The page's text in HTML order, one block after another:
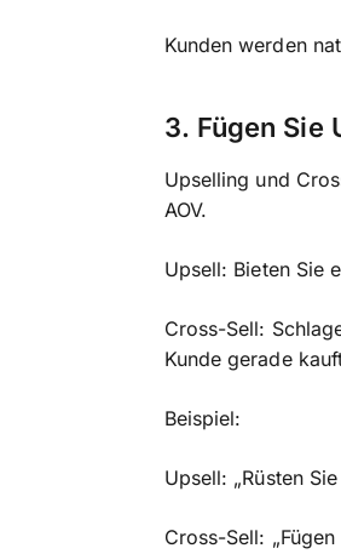
Kunden werden
3. Fügen Sie
Upselling und
AOV.
Upsell: Bieten Sie
Cross-Sell:
Kunde gerade
Beispiel:
Upsell: „Rüsten
Cross-Sell: